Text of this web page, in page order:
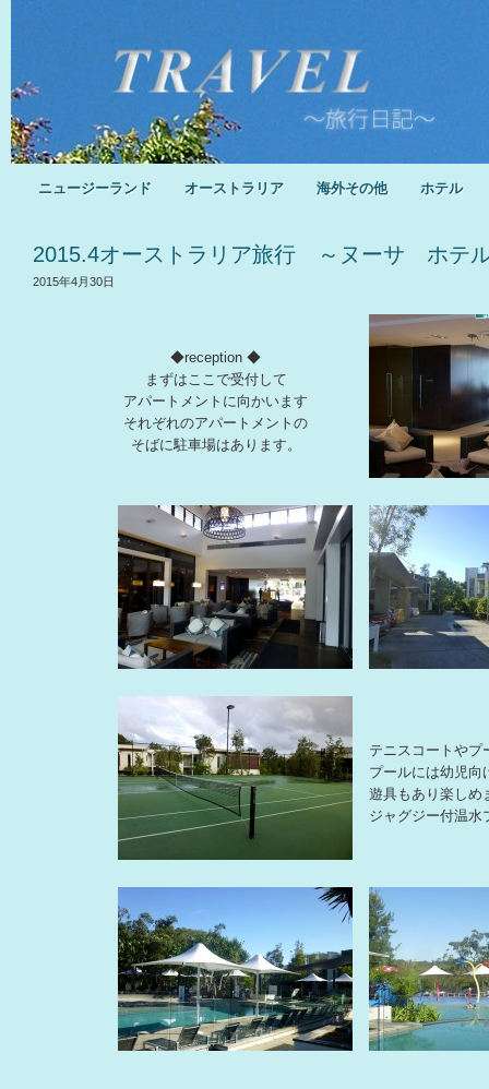
ニュージーランド オーストラリア 海外その他 ホテル
2015.4オーストラリア旅行 ～ヌーサ ホテ
2015年4月30日
◆reception ◆
まずはここで受付して
アパートメントに向かいます
それぞれのアパートメントの
そばに駐車場はあります。
テニスコートやプ
プールには幼児向
遊具もあり楽し
ジャグジー付温水